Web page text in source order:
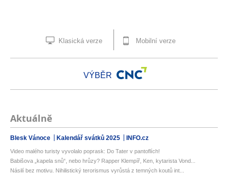
Klasická verze Mobilní verze
VÝBĚR
Aktuálně
Blesk Vánoce Kalendář svátků 2025 INFO.cz
Video malého turisty vyvolalo poprask: Do Tater v pantoflích!
Babišova „kapela snů“, nebo hrůzy? Rapper Klempíř, Ken, kytarista Vond...
Násilí bez motivu. Nihilistický terorismus vyrůstá z temných koutů int...